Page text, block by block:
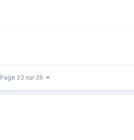
Page 23 sur 26